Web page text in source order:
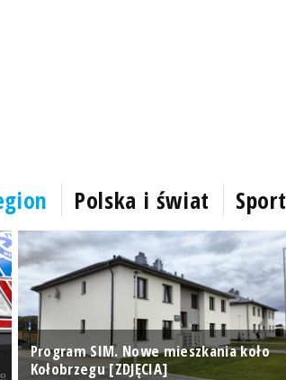
Polska i świat Sport
Program SIM. Nowe mieszkania koło
Kołobrzegu [ZDJĘCIA]